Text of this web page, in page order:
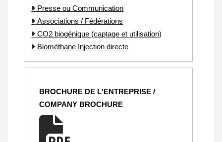
Presse ou Communication
Associations / Fédérations
CO2 biogénique (captage et utilisation)
Biométhane Injection directe
BROCHURE DE L'ENTREPRISE /
COMPANY BROCHURE